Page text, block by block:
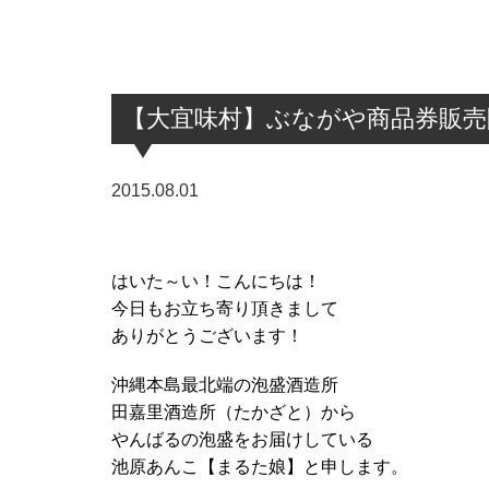
【大宜味村】ぶながや商品券販
2015.08.01
はいた～い！こんにちは！
今日もお立ち寄り頂きまして
ありがとうございます！
沖縄本島最北端の泡盛酒造所
田嘉里酒造所（たかざと）から
やんばるの泡盛をお届けしている
池原あんこ【まるた娘】と申します。